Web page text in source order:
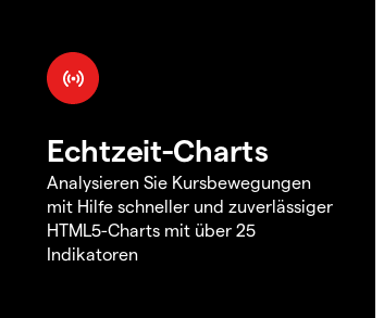
Echtzeit-Charts
Analysieren Sie Kursbewegungen
mit Hilfe schneller und zuverlässiger
HTML5-Charts mit über 25
Indikatoren